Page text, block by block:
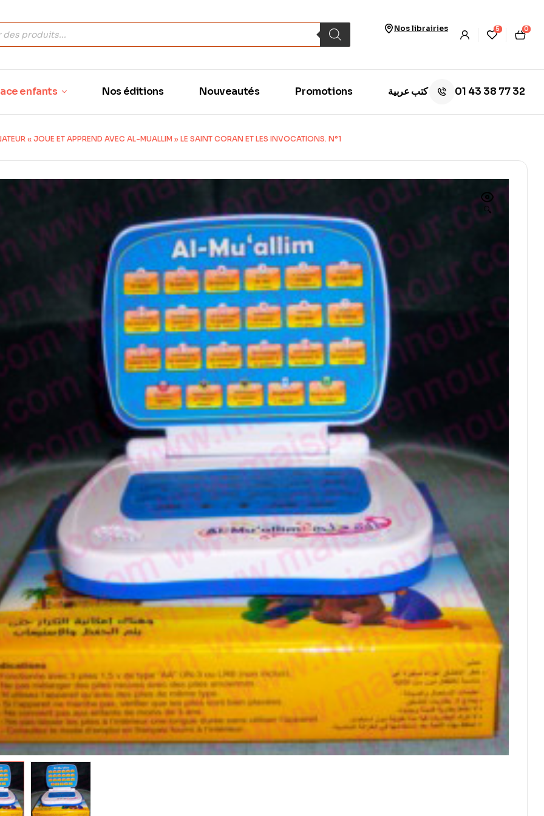
Nos librairies 5 0
enfants Nos éditions Nouveautés Promotions كتب عربية 01 43 38 77 32
« JOUE ET APPREND AVEC AL-MUALLIM » LE SAINT CORAN ET LES INVOCATIONS. N°1
🔍